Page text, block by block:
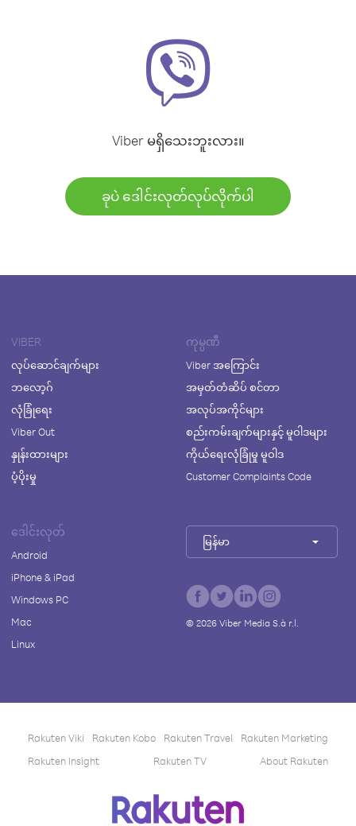
Viber မရှိသေးဘူးလား။
ခုပဲ ဒေါင်းလုတ်လုပ်လိုက်ပါ
VIBER
လုပ်ဆောင်ချက်များ
ဘလော့ဂ်
လုံခြုံရေး
Viber Out
နှုန်းထားများ
ပံ့ပိုးမှု
ကုမ္ပဏီ
Viber အကြောင်း
အမှတ်တံဆိပ် စင်တာ
အလုပ်အကိုင်များ
စည်းကမ်းချက်များနှင့် မူဝါဒများ
ကိုယ်ရေးလုံခြုံမှု မူဝါဒ
Customer Complaints Code
ဒေါင်းလုတ်
Android
iPhone & iPad
Windows PC
Mac
Linux
မြန်မာ
© 2026Viber Media S.à r.l.
Rakuten Viki Rakuten Kobo Rakuten Travel
Rakuten Marketing
Rakuten Insight
Rakuten TV About Rakuten